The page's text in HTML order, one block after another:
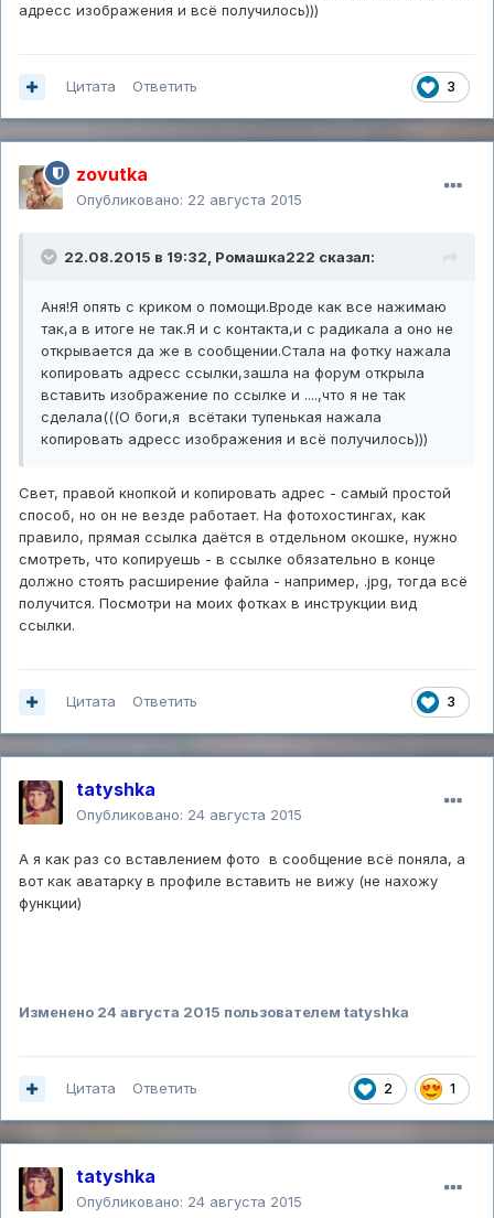
адресс изображения и всё получилось)))
3
Цитата Ответить
zovutka
Опубликовано: 22 августа 2015
22.08.2015 в 19:32, Ромашка222 сказал:
Аня!Я опять с криком о помощи.Вроде как все нажимаю
так,а в итоге не так.Я и с контакта,и с радикала а оно не
открывается да же в сообщении.Стала на фотку нажала
копировать адресс ссылки,зашла на форум открыла
вставить изображение по ссылке и ....,что я не так
сделала(((О боги,я всётаки тупенькая нажала
копировать адресс изображения и всё получилось)))
Свет, правой кнопкой и копировать адрес - самый простой
способ, но он не везде работает. На фотохостингах, как
правило, прямая ссылка даётся в отдельном окошке, нужно
смотреть, что копируешь - в ссылке обязательно в конце
должно стоять расширение файла - например, .jpg, тогда всё
получится. Посмотри на моих фотках в инструкции вид
ссылки.
3
Цитата Ответить
tatyshka
Опубликовано: 24 августа 2015
А я как раз со вставлением фото в сообщение всё поняла, а
вот как аватарку в профиле вставить не вижу (не нахожу
функции)
Изменено 24 августа 2015 пользователем tatyshka
2 1
Цитата Ответить
tatyshka
Опубликовано: 24 августа 2015